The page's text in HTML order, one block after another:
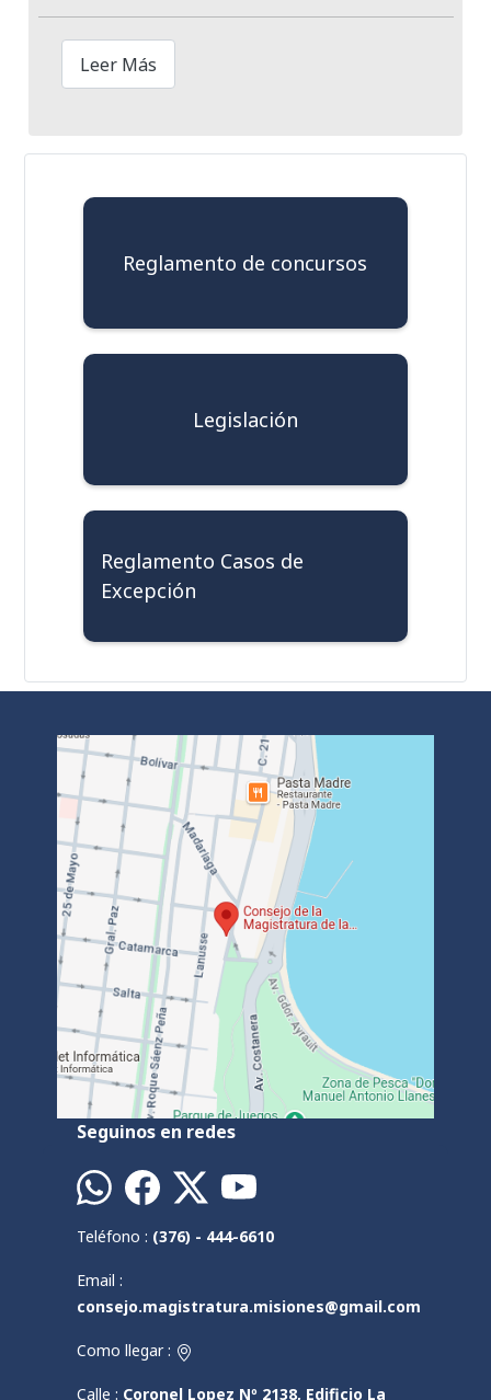
Leer Más
Reglamento de concursos
Legislación
Reglamento Casos de
Excepción
Seguinos en redes
Teléfono : (376) - 444-6610
Email :
consejo.magistratura.misiones@gmail.com
Como llegar :
Calle : Coronel Lopez Nº 2138, Edificio La